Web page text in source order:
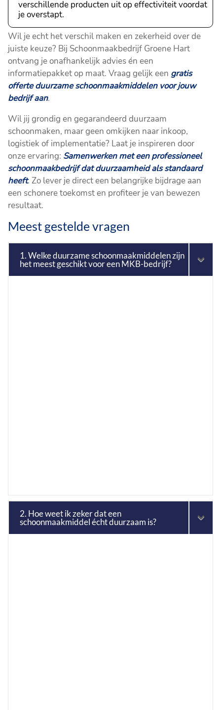
verschillende producten uit op effectiviteit voordat
je overstapt.
Wil je echt het verschil maken en zekerheid over de
juiste keuze? Bij Schoonmaakbedrijf Groene Hart
ontvang je onafhankelijk advies én een
informatiepakket op maat. Vraag gelijk een gratis
offerte duurzame schoonmaakmiddelen voor jouw
bedrijf aan.
Wil jij grondig en gegarandeerd duurzaam
schoonmaken, maar geen omkijken naar inkoop,
logistiek of implementatie? Laat je inspireren door
onze ervaring: Samenwerken met een professioneel
schoonmaakbedrijf dat duurzaamheid als standaard
heeft. Zo lever je direct een belangrijke bijdrage aan
een schonere toekomst en profiteer je van bewezen
resultaat.
Meest gestelde vragen
1. Welke duurzame schoonmaakmiddelen zijn
het meest geschikt voor een MKB-bedrijf?
2. Hoe weet ik zeker dat een
schoonmaakmiddel écht duurzaam is?